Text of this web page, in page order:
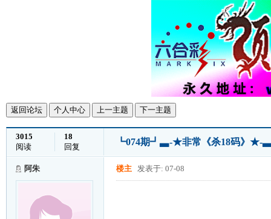
返回论坛 个人中心 上一主题 下一主题
3015
阅读
18
回复
┗074期┛▃-★非常《杀18码》★-▃
阿朱 楼主 发表于: 07-08